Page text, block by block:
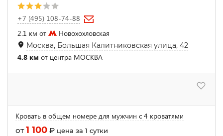
+7 (495) 108-74-88
2.1 км от
Новохохловская
Москва, Большая Калитниковская улица, 42
4.8 км от центра МОСКВА
Кровать в общем номере для мужчин с 4 кроватями
от1 100 ₽ цена за 1 сутки